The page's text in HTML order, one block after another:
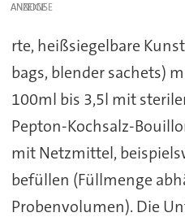
ANZEIGE
rte, heißsiegelbare
bags, blender sachets)
100ml bis 3,5l mit
Pepton-Kochsalz-
mit Netzmittel,
befüllen (Füllmenge
Probenvolumen). Die